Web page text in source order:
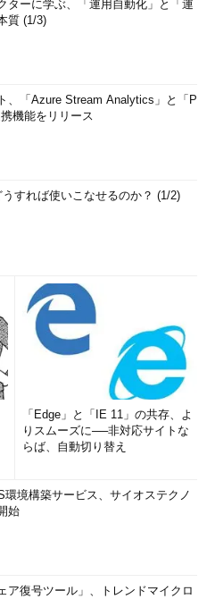
ターに学ぶ、「運用自動化」と「運
質 (1/3)
、「Azure Stream Analytics」と「P
機能をリリース
うすれば使いこなせるのか？ (1/2)
「Edge」と「IE 11」の共存、よ
りスムーズに──非対応サイトな
らば、自動切り替え
環境構築サービス、サイオステクノ
始
ア復号ツール」、トレンドマイクロ